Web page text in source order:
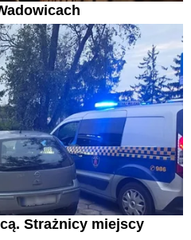
Strażnicy miejscy